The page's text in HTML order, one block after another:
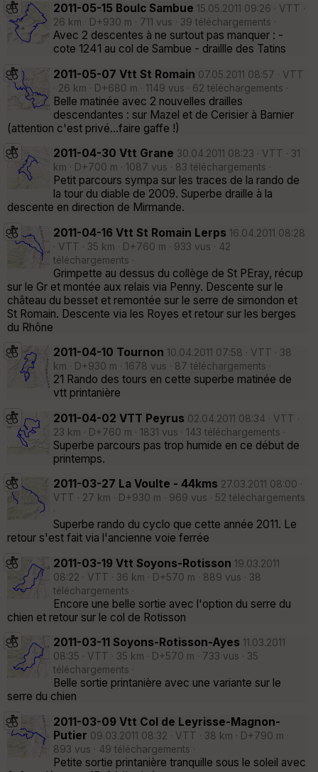
2011-05-15 Boulc Sambue 15.05.2011 09:26 · VTT ·
26 km · D+930 m · 711 vus · 39 téléchargements ·
Avec 2 descentes à ne surtout pas manquer : -
cote 1241 au col de Sambue - draillle des Tatins
2011-05-07 Vtt St Romain 07.05.2011 08:57 · VTT
· 26 km · D+680 m · 1149 vus · 62 téléchargements ·
Belle matinée avec 2 nouvelles drailles
descendantes : sur Mazel et de Cerisier à Barnier
(attention c'est privé...faire gaffe !)
2011-04-30 Vtt Grane 30.04.2011 08:23 · VTT · 31
km · D+700 m · 1087 vus · 83 téléchargements ·
Petit parcours sympa sur les traces de la rando de
la tour du diable de 2009. Superbe draille à la
descente en direction de Mirmande.
2011-04-16 Vtt St Romain Lerps 16.04.2011 08:28
· VTT · 35 km · D+760 m · 933 vus · 42
téléchargements ·
Grimpette au dessus du collège de St PEray, récup
sur le Gr et montée aux relais via Penny. Descente sur le
château du besset et remontée sur le serre de simondon et
St Romain. Descente via les Royes et retour sur les berges
du Rhône
2011-04-10 Tournon 10.04.2011 07:58 · VTT · 38
km · D+930 m · 1678 vus · 87 téléchargements ·
21 Rando des tours en cette superbe matinée de
vtt printanière
2011-04-02 VTT Peyrus 02.04.2011 08:34 · VTT ·
23 km · D+760 m · 1831 vus · 143 téléchargements ·
Superbe parcours pas trop humide en ce début de
printemps.
2011-03-27 La Voulte - 44kms 27.03.2011 08:00 ·
VTT · 27 km · D+930 m · 969 vus · 52 téléchargements
·
Superbe rando du cyclo que cette année 2011. Le
retour s'est fait via l'ancienne voie ferrée
2011-03-19 Vtt Soyons-Rotisson 19.03.2011
08:22 · VTT · 36 km · D+570 m · 889 vus · 38
téléchargements ·
Encore une belle sortie avec l'option du serre du
chien et retour sur le col de Rotisson
2011-03-11 Soyons-Rotisson-Ayes 11.03.2011
08:35 · VTT · 35 km · D+570 m · 733 vus · 35
téléchargements ·
Belle sortie printanière avec une variante sur le
serre du chien
2011-03-09 Vtt Col de Leyrisse-Magnon-
Putier 09.03.2011 08:32 · VTT · 38 km · D+790 m ·
893 vus · 49 téléchargements ·
Petite sortie printanière tranquille sous le soleil avec